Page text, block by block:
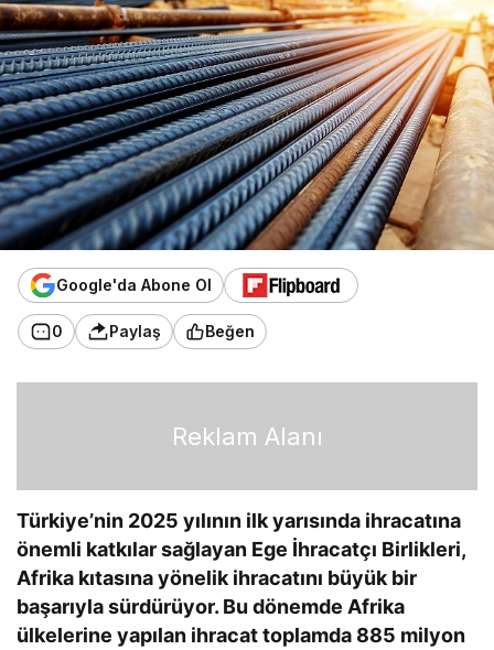
Google'da Abone Ol
0 Paylaş Beğen
Reklam Alanı
Türkiye’nin 2025 yılının ilk yarısında ihracatına
önemli katkılar sağlayan Ege İhracatçı Birlikleri,
Afrika kıtasına yönelik ihracatını büyük bir
başarıyla sürdürüyor. Bu dönemde Afrika
ülkelerine yapılan ihracat toplamda 885 milyon